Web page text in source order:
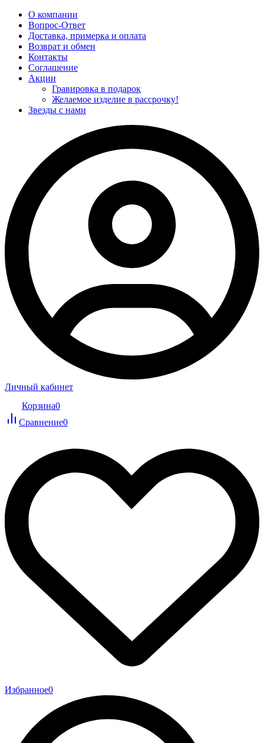
О компании
Вопрос-Ответ
Доставка, примерка и оплата
Возврат и обмен
Контакты
Соглашение
Акции
Гравировка в подарок
Желаемое изделие в рассрочку!
Звезды с нами
Личный кабинет
Корзина0
Сравнение0
Избранное0